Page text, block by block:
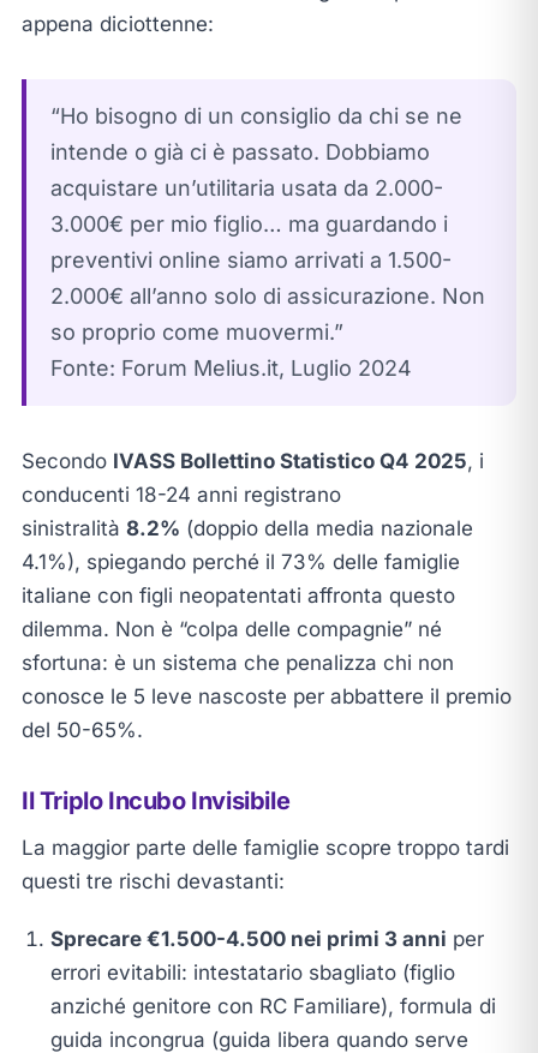
appena diciottenne:
“Ho bisogno di un consiglio da chi se ne
intende o già ci è passato. Dobbiamo
acquistare un’utilitaria usata da 2.000-
3.000€ per mio figlio… ma guardando i
preventivi online siamo arrivati a 1.500-
2.000€ all’anno solo di assicurazione. Non
so proprio come muovermi.”
Fonte: Forum Melius.it, Luglio 2024
Secondo IVASS Bollettino Statistico Q4 2025, i
conducenti 18-24 anni registrano
sinistralità 8.2% (doppio della media nazionale
4.1%), spiegando perché il 73% delle famiglie
italiane con figli neopatentati affronta questo
dilemma. Non è “colpa delle compagnie” né
sfortuna: è un sistema che penalizza chi non
conosce le 5 leve nascoste per abbattere il premio
del 50-65%.
Il Triplo Incubo Invisibile
La maggior parte delle famiglie scopre troppo tardi
questi tre rischi devastanti:
Sprecare €1.500-4.500 nei primi 3 anni per
errori evitabili: intestatario sbagliato (figlio
anziché genitore con RC Familiare), formula di
guida incongrua (guida libera quando serve